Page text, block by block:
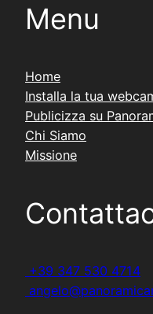
Menu
Home
Installa la tua
Publicizza su
Chi Siamo
Missione
+39 347 530 4714